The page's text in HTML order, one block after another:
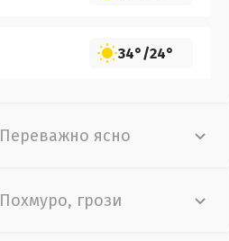
34°/24°
Переважно ясно
Похмуро, грози